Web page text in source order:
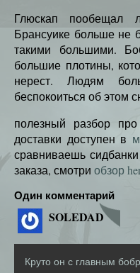
Глюскап
Брансуике больше не
такими большими.
большие плотины,
нерест. Людям
беспокоиться об этом
полезный разбор
доставки доступен в
сравниваешь
заказа, смотри обзор
Один комментарий
SOLEDAD
Круто он с главным